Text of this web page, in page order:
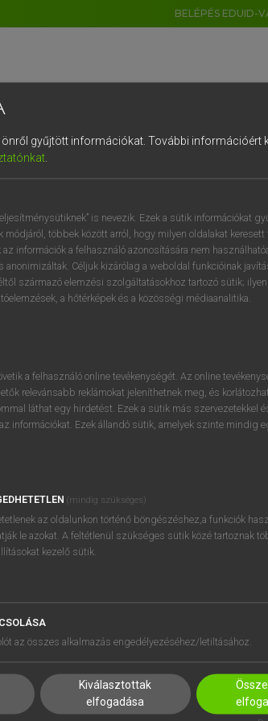
BELÉPÉS EDUID-
szótár
SÚGÓ
RÓLUNK
SÜTI BEÁLLÍTÁSOK
önről gyűjtött információkat. További információért
.
is nevezik. Ezek a sütik információkat
módjáról, többek között arról, hogy milyen oldalakat keresett
az információk a felhasználó azonosítására nem
anonimizáltak. Céljuk kizárólag a weboldal funkcióinak
származó elemzési szolgáltatásokhoz tartozó sütik;
a hőtérképek és a közösségi médiaanalitika.
a felhasználó online tevékenységét. Az online
relevánsabb reklámokat jeleníthetnek meg, és
láthat egy hirdetést. Ezek a sütik más szervezetekkel
információkat. Ezek állandó sütik, amelyek szinte mindig
(mindig szükséges)
az oldalunkon történő böngészéshez,a funkciók
le azokat. A feltétlenül szükséges sütik közé tartoznak
kezelő sütik.
az összes alkalmazás engedélyezéséhez/letiltásához.
Kiválasztottak
elfogadása
IT NL
3 4 5 6 7 8 9
e r t z u i
d f g h j k l é
x c v b n m , .